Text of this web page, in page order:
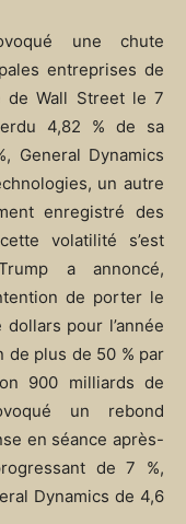
une chute
entreprises de
de Wall Street le 7
4,82 % de sa
General Dynamics
un autre
enregistré des
volatilité s’est
a annoncé,
de porter le
pour l’année
de plus de 50 % par
900 milliards de
un rebond
en séance après-
de 7 %,
Dynamics de 4,6